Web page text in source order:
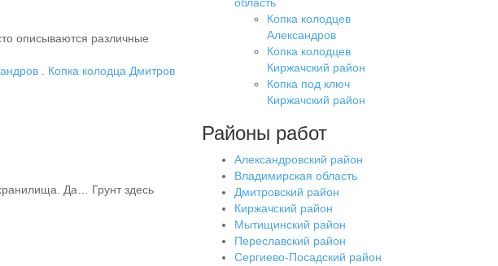
описываются различные
Копка колодца Дмитров
Да… Грунт здесь
Копка колодцев
Александров
Копка колодцев
Киржачский район
Копка под ключ
Киржачский район
Районы работ
Александровский район
Владимирская область
Дмитровский район
Киржачский район
Мытищинский район
Переславский район
Сергиево-Посадский район